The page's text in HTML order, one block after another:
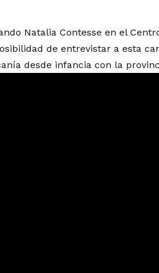
Natalia Contesse en el
de entrevistar a esta
desde infancia con la